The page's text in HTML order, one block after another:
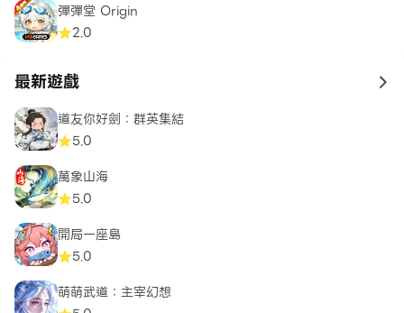
彈彈堂 Origin
2.0
最新遊戲 to
道友你好劍：群英集結
5.0
萬象山海
5.0
開局一座島
5.0
萌萌武道：主宰幻想